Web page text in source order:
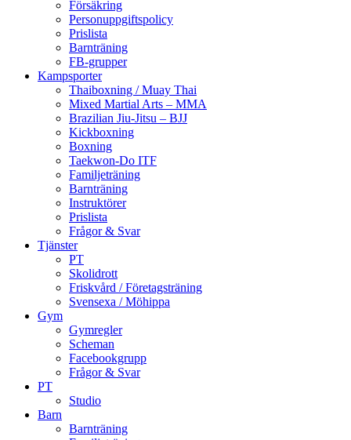
Försäkring
Personuppgiftspolicy
Prislista
Barnträning
FB-grupper
Kampsporter
Thaiboxning / Muay Thai
Mixed Martial Arts – MMA
Brazilian Jiu-Jitsu – BJJ
Kickboxning
Boxning
Taekwon-Do ITF
Familjeträning
Barnträning
Instruktörer
Prislista
Frågor & Svar
Tjänster
PT
Skolidrott
Friskvård / Företagsträning
Svensexa / Möhippa
Gym
Gymregler
Scheman
Facebookgrupp
Frågor & Svar
PT
Studio
Barn
Barnträning